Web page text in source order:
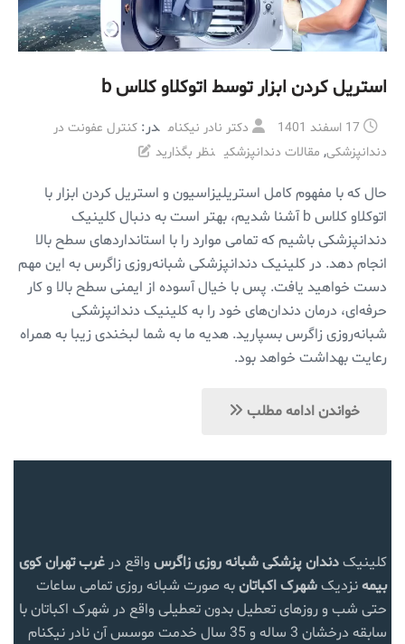
استریل کردن ابزار توسط اتوکلاو کلاس b
17 اسفند 1401 دکتر نادر نیکنام در: کنترل عفونت در
دندانپزشکی, مقالات دندانپزشکی نظر بگذارید
حال که با مفهوم کامل استریلیزاسیون و استریل کردن ابزار با
اتوکلاو کلاس b آشنا شدیم، بهتر است به دنبال کلینیک
دندانپزشکی باشیم که تمامی موارد را با استانداردهای سطح بالا
انجام دهد. در کلینیک دندانپزشکی شبانه‌روزی زاگرس به این مهم
دست خواهید یافت. پس با خیال آسوده از ایمنی سطح بالا و کار
حرفه‌ای، درمان دندان‌های خود را به کلینیک دندانپزشکی
شبانه‌روزی زاگرس بسپارید. هدیه ما به شما لبخندی زیبا به همراه
رعایت بهداشت خواهد بود.
خواندن ادامه مطلب
کلینیکدندان پزشکی شبانه روزی زاگرس واقع در غرب تهرانکوی
بیمهنزدیکشهرک اکباتانبه صورت شبانه روزی تمامی ساعات
حتی شب و روزهای تعطیل بدون تعطیلی واقع در شهرک اکباتان با
سابقه درخشان 3 ساله و 35 سال خدمت موسس آن نادر نیکنام